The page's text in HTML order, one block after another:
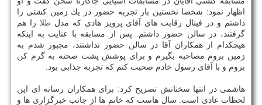
اظهار نمود: شخصا نخستین بار تجربه حضور در یك زمین كشتی را
داشتم و در فینال رقابت های آقای پرویز هادی كه مدلطلا را هم
گرفتند، در سالن حضور داشتم. پس از مسابقه با عنایت به اینكه
هیچكدام از همكاران آقا در سالن حضور نداشتند، مجبور شدم به
زمین بروم مصاحبه بگیرم و برای پوشش پشت صحنه به گرم كن
بروم و با آقای رسول خادم صحبت كنم كه تجربه جذابی بود.
هاشمی در انتها سخنانش تصریح كرد: برای همكاران رسانه ای این
لحظات عادی است. سال هاست كه خانم ها از جانب خبرگزاری ها و